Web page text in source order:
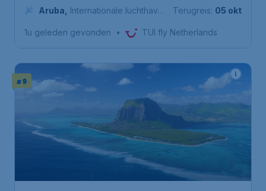
Schiphol
Aruba
Internationale luchthaven
Terugreis: 05 okt
1u geleden gevonden • TUI fly Netherlands
# 9